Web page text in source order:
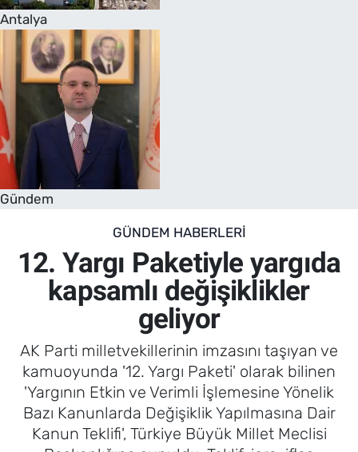
Antalya
Gündem
GÜNDEM HABERLERI
12. Yargı Paketiyle yargıda
kapsamlı değişiklikler
geliyor
AK Parti milletvekillerinin imzasını taşıyan ve
kamuoyunda '12. Yargı Paketi' olarak bilinen
'Yargının Etkin ve Verimli İşlemesine Yönelik
Bazı Kanunlarda Değişiklik Yapılmasına Dair
Kanun Teklifi', Türkiye Büyük Millet Meclisi